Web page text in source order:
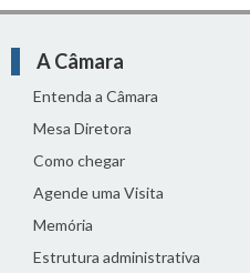
A Câmara
Entenda a Câmara
Mesa Diretora
Como chegar
Agende uma Visita
Memória
Estrutura administrativa